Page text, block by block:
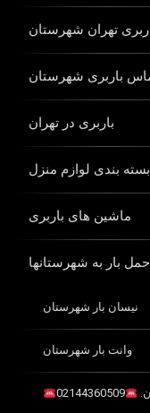
تهران شهرستان
باربری شهرستان
باربری در تهران
بسته بندی لوازم منزل
ماشین های باربری
حمل بار به شهرستانها
نیسان بار شهرستان
وانت بار شهرستان
02144360509